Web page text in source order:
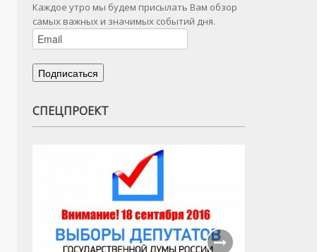
Каждое утро мы будем присылать Вам обзор
самых важных и значимых событий дня.
СПЕЦПРОЕКТ